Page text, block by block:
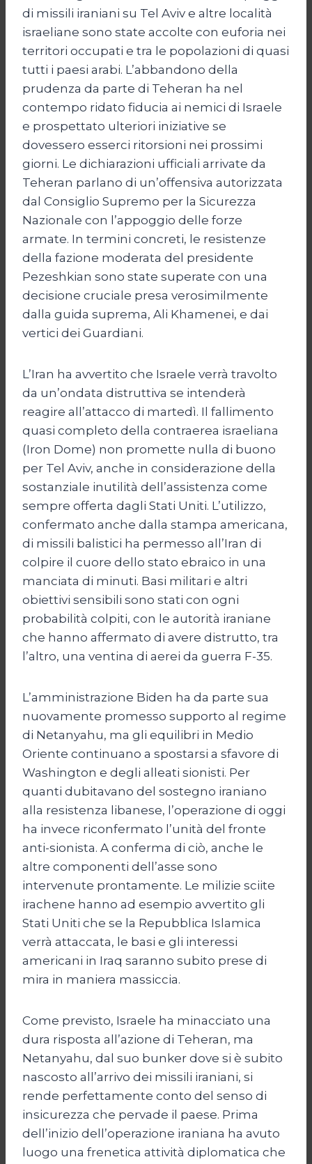
di missili iraniani su Tel Aviv e altre località
israeliane sono state accolte con euforia nei
territori occupati e tra le popolazioni di quasi
tutti i paesi arabi. L’abbandono della
prudenza da parte di Teheran ha nel
contempo ridato fiducia ai nemici di Israele
e prospettato ulteriori iniziative se
dovessero esserci ritorsioni nei prossimi
giorni. Le dichiarazioni ufficiali arrivate da
Teheran parlano di un’offensiva autorizzata
dal Consiglio Supremo per la Sicurezza
Nazionale con l’appoggio delle forze
armate. In termini concreti, le resistenze
della fazione moderata del presidente
Pezeshkian sono state superate con una
decisione cruciale presa verosimilmente
dalla guida suprema, Ali Khamenei, e dai
vertici dei Guardiani.
L’Iran ha avvertito che Israele verrà travolto
da un’ondata distruttiva se intenderà
reagire all’attacco di martedì. Il fallimento
quasi completo della contraerea israeliana
(Iron Dome) non promette nulla di buono
per Tel Aviv, anche in considerazione della
sostanziale inutilità dell’assistenza come
sempre offerta dagli Stati Uniti. L’utilizzo,
confermato anche dalla stampa americana,
di missili balistici ha permesso all’Iran di
colpire il cuore dello stato ebraico in una
manciata di minuti. Basi militari e altri
obiettivi sensibili sono stati con ogni
probabilità colpiti, con le autorità iraniane
che hanno affermato di avere distrutto, tra
l’altro, una ventina di aerei da guerra F-35.
L’amministrazione Biden ha da parte sua
nuovamente promesso supporto al regime
di Netanyahu, ma gli equilibri in Medio
Oriente continuano a spostarsi a sfavore di
Washington e degli alleati sionisti. Per
quanti dubitavano del sostegno iraniano
alla resistenza libanese, l’operazione di oggi
ha invece riconfermato l’unità del fronte
anti-sionista. A conferma di ciò, anche le
altre componenti dell’asse sono
intervenute prontamente. Le milizie sciite
irachene hanno ad esempio avvertito gli
Stati Uniti che se la Repubblica Islamica
verrà attaccata, le basi e gli interessi
americani in Iraq saranno subito prese di
mira in maniera massiccia.
Come previsto, Israele ha minacciato una
dura risposta all’azione di Teheran, ma
Netanyahu, dal suo bunker dove si è subito
nascosto all’arrivo dei missili iraniani, si
rende perfettamente conto del senso di
insicurezza che pervade il paese. Prima
dell’inizio dell’operazione iraniana ha avuto
luogo una frenetica attività diplomatica che